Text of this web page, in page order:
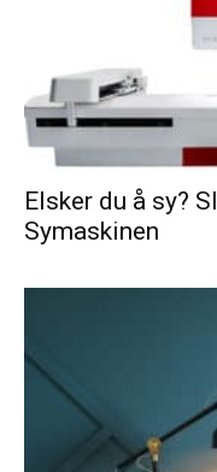
Elsker du å sy?
Symaskinen